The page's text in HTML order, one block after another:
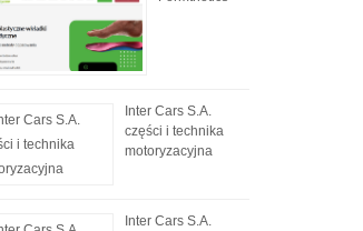
Inter Cars S.A.
części i technika
motoryzacyjna
Inter Cars S.A.